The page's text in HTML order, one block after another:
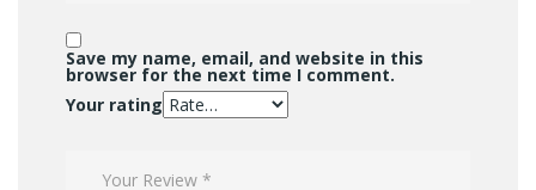
Save my name, email, and website in this
browser for the next time I comment.
Your rating